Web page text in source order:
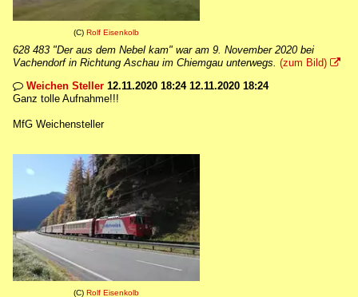
(C) Rolf Eisenkolb
628 483 "Der aus dem Nebel kam" war am 9. November 2020 bei
Vachendorf in Richtung Aschau im Chiemgau unterwegs. (zum Bild) 
 Weichen Steller 12.11.2020 18:24 12.11.2020 18:24
Ganz tolle Aufnahme!!!
MfG Weichensteller
(C) Rolf Eisenkolb